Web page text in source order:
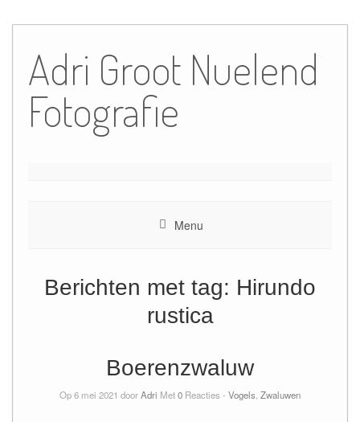
de
inhoud
Adri Groot Nuelend
Fotografie
Menu
Berichten met tag: Hirundo
rustica
Boerenzwaluw
Op 6 mei 2021 doorAdri Met0 Reacties - Vogels Zwaluwen